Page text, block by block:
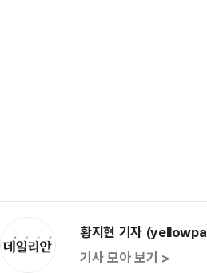
황지현 기자
기사 모아 보기 >